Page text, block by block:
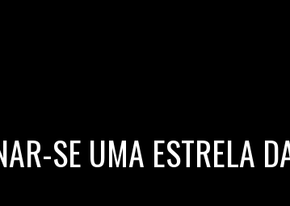
SE UMA ESTRELA